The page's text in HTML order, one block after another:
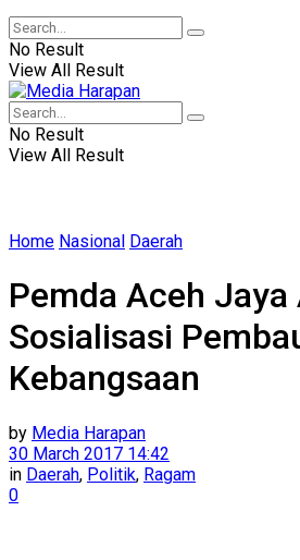
No Result
View All Result
No Result
View All Result
Home Nasional Daerah
Pemda Aceh Jaya
Sosialisasi
Kebangsaan
by Media Harapan
30 March 2017 14:42
in Daerah, Politik, Ragam
0